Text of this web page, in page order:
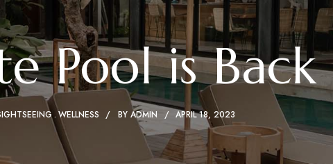
Pool is Back
WELLNESS BY ADMIN APRIL 18, 2023